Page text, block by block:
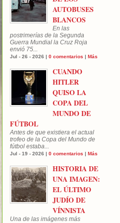
AUTOBUSES
BLANCOS
En las
postrimerías de la Segunda
Guerra Mundial la Cruz Roja
envió 75...
Jul - 26 - 2026 | 0 comentarios | Más
CUANDO
HITLER
QUISO LA
COPA DEL
MUNDO DE
FÚTBOL
Antes de que existiera el actual
trofeo de la Copa del Mundo de
fútbol estaba...
Jul - 19 - 2026 | 0 comentarios | Más
HISTORIA DE
UNA IMAGEN:
EL ÚLTIMO
JUDÍO DE
VÍNNISTA
Una de las imágenes más